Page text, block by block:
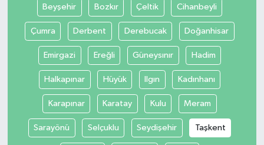
Beyşehir Bozkır Çeltik Cihanbeyli
Çumra Derbent Derebucak Doğanhisar
Emirgazi Ereğli Güneysınır Hadim
Halkapınar Hüyük Ilgın Kadınhanı
Karapınar Karatay Kulu Meram
Sarayönü Selçuklu Seydişehir Taşkent